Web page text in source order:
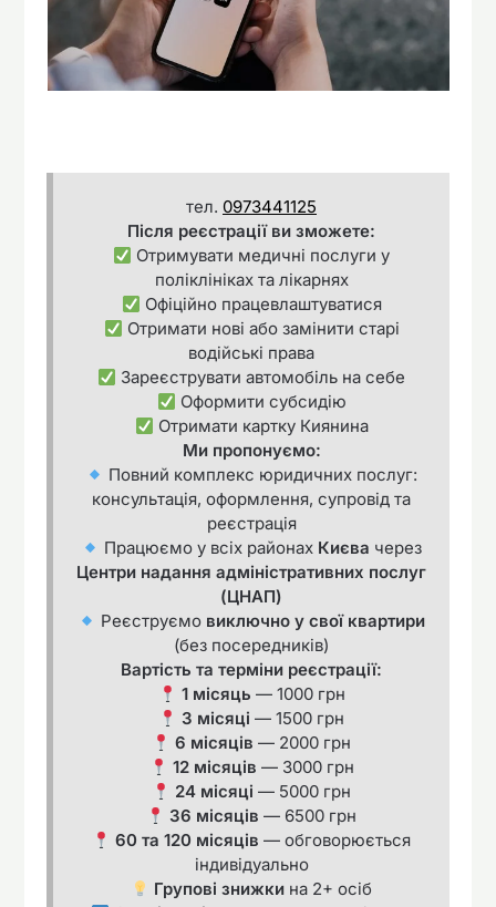
тел. 0973441125
Після реєстрації ви зможете:
Отримувати медичні послуги у
поліклініках та лікарнях
Офіційно працевлаштуватися
Отримати нові або замінити старі
водійські права
Зареєструвати автомобіль на себе
Оформити субсидію
Отримати картку Киянина
Ми пропонуємо:
Повний комплекс юридичних послуг:
консультація, оформлення, супровід та
реєстрація
Працюємо у всіх районах Києва через
Центри надання адміністративних послуг
(ЦНАП)
Реєструємо виключно у свої квартири
(без посередників)
Вартість та терміни реєстрації:
1 місяць — 1000 грн
3 місяці — 1500 грн
6 місяців — 2000 грн
12 місяців — 3000 грн
24 місяці — 5000 грн
36 місяців — 6500 грн
60 та 120 місяців — обговорюється
індивідуально
Групові знижки на 2+ осіб